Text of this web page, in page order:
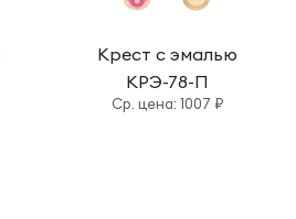
Крест с эмалью
КРЭ-78-П
Cр. цена: 1007 ₽